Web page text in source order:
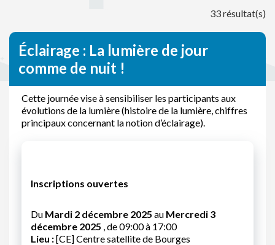
33 résultat(s)
Éclairage : La lumière de jour
comme de nuit !
Cette journée vise à sensibiliser les participants aux
évolutions de la lumière (histoire de la lumière, chiffres
principaux concernant la notion d’éclairage).
Inscriptions ouvertes
Du Mardi 2 décembre 2025 au Mercredi 3
décembre 2025 , de 09:00 à 17:00
Lieu :[CE] Centre satellite de Bourges